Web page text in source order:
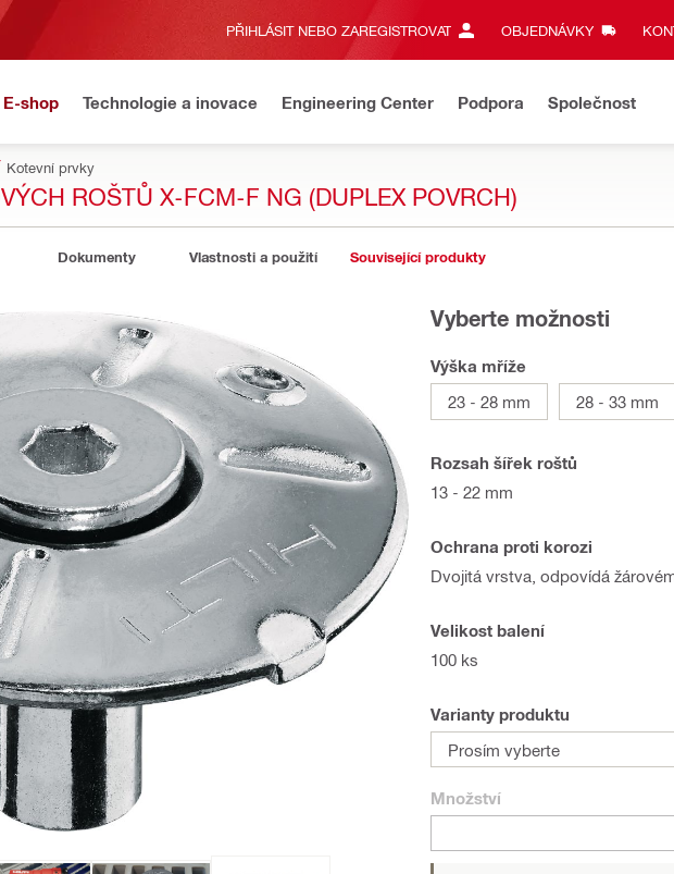
PŘIHLÁSIT NEBO ZAREGISTROVAT OBJEDNÁVKY
shop Technologie a inovace Engineering Center Podpora Společnost
Kotevní prvky
ROŠTŮ X-FCM-F NG (DUPLEX POVRCH)
Dokumenty Vlastnosti a použití Související produkty
Vyberte možnosti
Výška mříže
23 - 28 mm
28 - 33 mm
Rozsah šířek roštů
13 - 22 mm
Ochrana proti korozi
Dvojitá vrstva, odpovídá
Velikost balení
100 ks
Varianty produktu
Prosím vyberte
Množství